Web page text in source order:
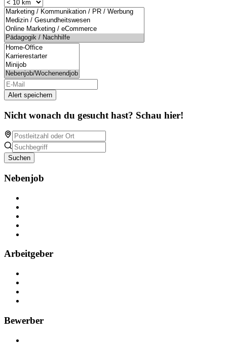
Alert speichern
Nicht wonach du gesucht hast? Schau hier!
Suchen
Nebenjob
Arbeitgeber
Bewerber